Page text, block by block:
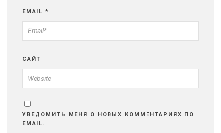
EMAIL *
САЙТ
УВЕДОМИТЬ МЕНЯ О НОВЫХ КОММЕНТАРИЯХ ПО
EMAIL.